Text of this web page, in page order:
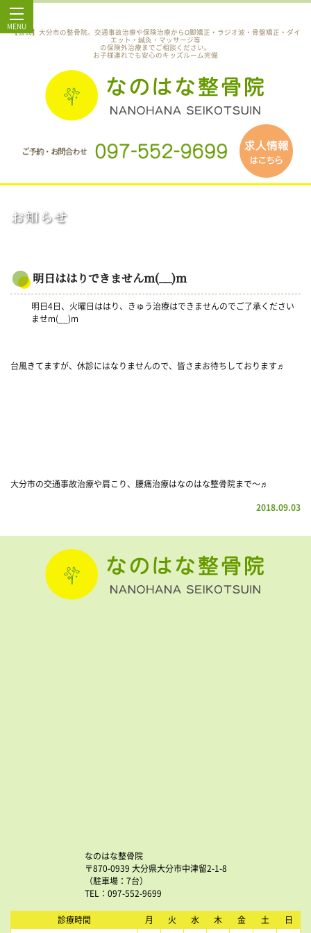
MENU
【公式】大分市の整骨院。交通事故治療や保険治療からO脚矯正・ラジオ波・骨盤矯正・ダイ
エット・鍼灸・マッサージ等
の保険外治療までご相談ください。
お子様連れでも安心のキッズルーム完備
お知らせ
明日ははりできませんm(__)m
明日4日、火曜日ははり、きゅう治療はできませんのでご了承ください
ませm(__)m
台風きてますが、休診にはなりませんので、皆さまお待ちしております♬
大分市の交通事故治療や肩こり、腰痛治療はなのはな整骨院まで〜♬
2018.09.03
なのはな整骨院
〒870-0939 大分県大分市中津留2-1-8
（駐車場：7台）
TEL：097-552-9699
診療時間 月 火 水 木 金 土
日